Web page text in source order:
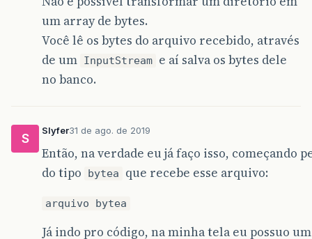
um array de bytes.
Você lê os bytes do arquivo recebido, através
de um InputStream e aí salva os bytes dele
no banco.
S
Slyfer31 de ago. de 2019
Então, na verdade eu já faço isso, começando
do tipo
bytea que recebe esse arquivo:
arquivo bytea
Já indo pro código, na minha tela eu possuo